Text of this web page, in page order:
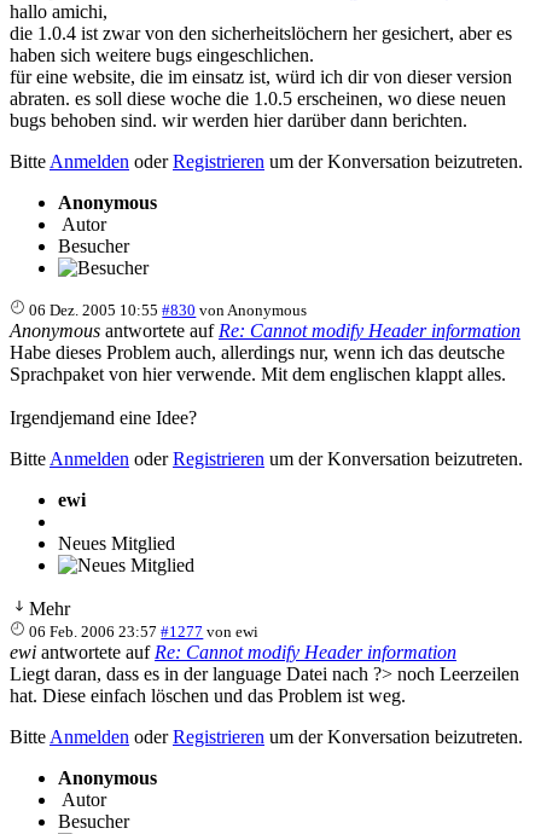
hallo amichi,
die 1.0.4 ist zwar von den sicherheitslöchern her gesichert, aber es
haben sich weitere bugs eingeschlichen.
für eine website, die im einsatz ist, würd ich dir von dieser version
abraten. es soll diese woche die 1.0.5 erscheinen, wo diese neuen
bugs behoben sind. wir werden hier darüber dann berichten.
Bitte Anmelden oderRegistrieren um der Konversation beizutreten.
Anonymous
Autor
Besucher
06 Dez. 2005 10:55 #830 von Anonymous
Anonymous antwortete auf Re: Cannot modify Header information
Habe dieses Problem auch, allerdings nur, wenn ich das deutsche
Sprachpaket von hier verwende. Mit dem englischen klappt alles.
Irgendjemand eine Idee?
Bitte Anmelden oderRegistrieren um der Konversation beizutreten.
ewi
Neues Mitglied
Mehr
06 Feb. 2006 23:57 #1277 vonewi
ewi antwortete auf Re: Cannot modify Header information
Liegt daran, dass es in der language Datei nach ?> noch Leerzeilen
hat. Diese einfach löschen und das Problem ist weg.
Bitte Anmelden oderRegistrieren um der Konversation beizutreten.
Anonymous
Autor
Besucher